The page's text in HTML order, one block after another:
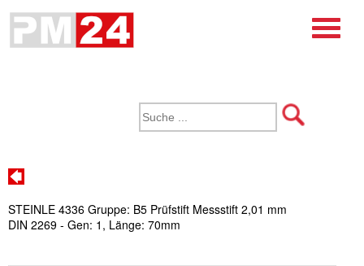
STEINLE 4336 Gruppe: B5 Prüfstift Messstift 2,01 mm
DIN 2269 - Gen: 1, Länge: 70mm